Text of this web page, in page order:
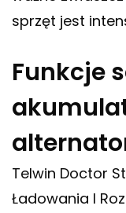
sprzęt jest
Funkcje
Telwin Doctor
Ładowania I